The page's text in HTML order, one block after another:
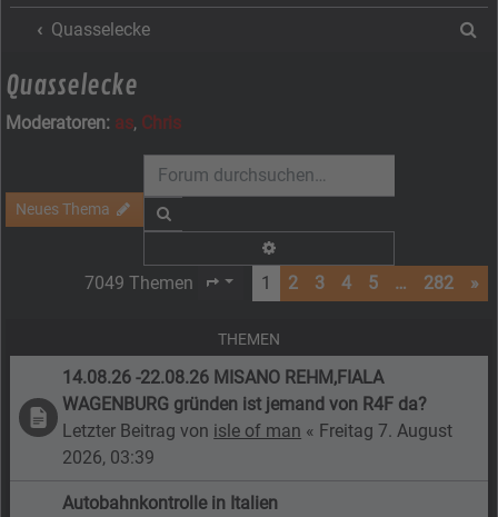
Quasselecke
Quasselecke
Moderatoren: as, Chris
Neues Thema
7049 Themen Seite von282
1 2 3 4 5 … 282 »
THEMEN
14.08.26 -22.08.26 MISANO REHM,FIALA
WAGENBURG gründen ist jemand von R4F da?
Letzter Beitrag von isle of man « Freitag 7. August
2026, 03:39
Autobahnkontrolle in Italien